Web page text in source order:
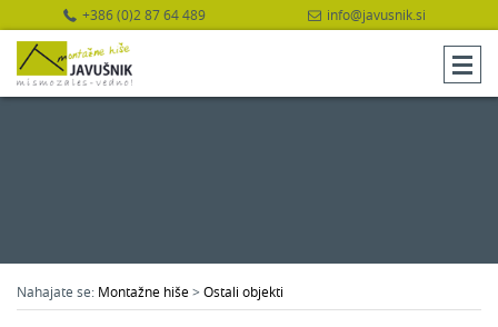
+386 (0)2 87 64 489 info@javusnik.si
Nahajate se: Montažne hiše> Ostali objekti